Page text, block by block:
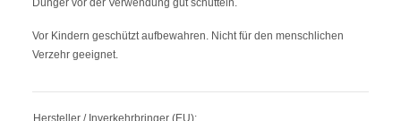
Dünger vor der Verwendung gut schütteln.
Vor Kindern geschützt aufbewahren. Nicht für den menschlichen
Verzehr geeignet.
Hersteller / Inverkehrbringer (EU):